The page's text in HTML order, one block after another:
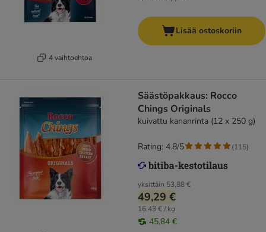
4 vaihtoehtoa
Lisää ostoskoriin
Säästöpakkaus: Rocco
Chings Originals
kuivattu kananrinta (12 x 250 g)
yksittäin 53,88 €
49,29 €
16,43 € / kg
45,84 €
Rating: 4.8/5 (115)